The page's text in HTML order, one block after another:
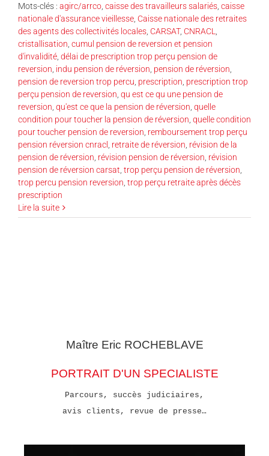
Mots-clés : agirc/arrco caisse des travailleurs salariés caisse
nationale d'assurance vieillesse Caisse nationale des retraites
des agents des collectivités locales CARSAT, CNRACL
cristallisation cumul pension de reversion et pension
d'invalidité délai de prescription trop perçu pension de
reversion indu pension de réversion pension de réversion
pension de reversion trop percu prescription prescription trop
perçu pension de reversion qu est ce qu une pension de
reversion qu'est ce que la pension de réversion quelle
condition pour toucher la pension de réversion quelle condition
pour toucher pension de reversion remboursement trop perçu
pension réversion cnracl retraite de réversion révision de la
pension de réversion révision pension de réversion révision
pension de réversion carsat trop perçu pension de réversion
trop percu pension reversion trop perçu retraite après décès
prescription
Lire la suite
Maître Eric ROCHEBLAVE
PORTRAIT D'UN SPECIALISTE
Parcours, succès judiciaires,
avis clients, revue de presse…